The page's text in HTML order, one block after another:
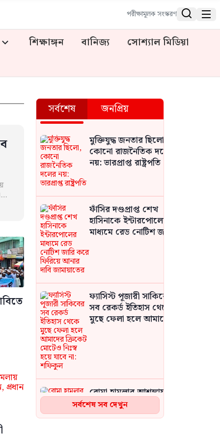
পরীক্ষামূলক সংস্করণ  
শিক্ষাঙ্গন বানিজ্য
সোশ্যাল মিডিয়া
সর্বশেষ জনপ্রিয়
মুক্তিযুদ্ধ জনতার ছিলো,
কোনো রাজনৈতিক দলের
নয়: ভারপ্রাপ্ত রাষ্ট্রপতি
ফাঁসির দণ্ডপ্রাপ্ত শেখ
হাসিনাকে ইন্টারপোলের
মাধ্যমে রেড নোটিশ জারি
ফ্যাসিস্ট পূজারী সাকিবের
সব রেকর্ড ইতিহাস থেকে
মুছে ফেলা হলে আমাদের
বোমা হামলার আশঙ্কায়
দেশজুড়ে পুলিশের সতর্কতা
জারি
সর্বশেষ সব দেখুন